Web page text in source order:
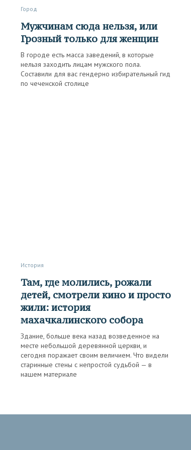
Город
Мужчинам сюда нельзя, или
Грозный только для женщин
В городе есть масса заведений, в которые
нельзя заходить лицам мужского пола.
Составили для вас гендерно избирательный гид
по чеченской столице
История
Там, где молились, рожали
детей, смотрели кино и просто
жили: история
махачкалинского собора
Здание, больше века назад возведенное на
месте небольшой деревянной церкви, и
сегодня поражает своим величием. Что видели
старинные стены с непростой судьбой — в
нашем материале